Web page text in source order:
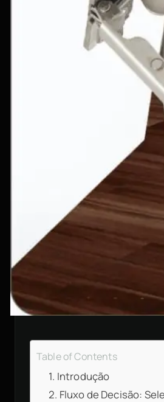
Table of Contents
Introdução
Fluxo de Decisão: